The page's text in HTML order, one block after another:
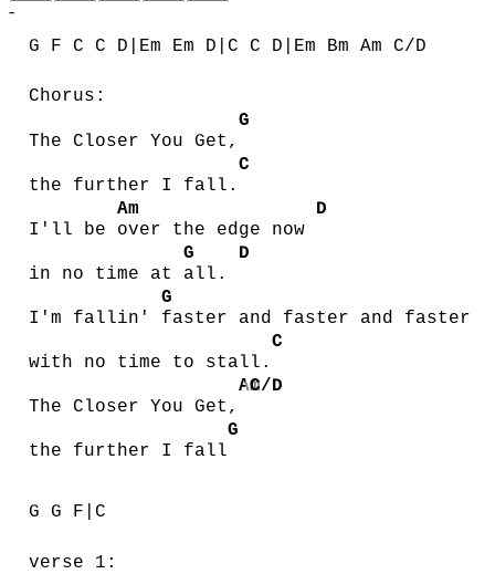
-
G F C C D|Em Em D|C C D|Em Bm Am C/D
Chorus:
The Closer You Get,
G
the further I fall.
C
I'll be
Am
over the edge now
D
in no time at
G
all.
D
I'm fallin'
G
faster and faster and faster
with no time to stall.
C
The Closer You Get,
AmC/D
the further I fall
G
G G F|C
verse 1: